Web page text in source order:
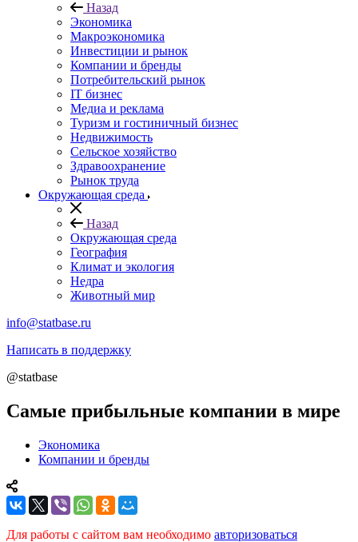
Назад
Экономика
Макроэкономика
Инвестиции и рынок
Компании и бренды
Потребительский рынок
IT бизнес
Медиа и реклама
Туризм и гостиничный бизнес
Недвижимость
Сельское хозяйство
Здравоохранение
Рынок труда
Окружающая среда
Назад
Окружающая среда
География
Климат и экология
Недра
Животный мир
info@statbase.ru
Написать в поддержку
@statbase
Самые прибыльные компании в мире
Экономика
Компании и бренды
Для работы с сайтом вам необходимо авторизоваться